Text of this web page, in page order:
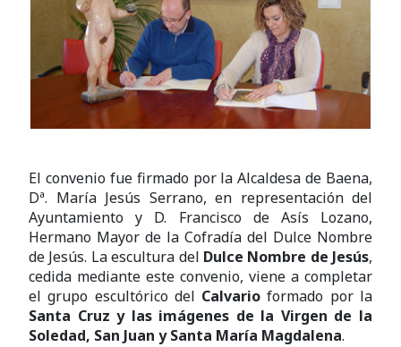
El convenio fue firmado por la Alcaldesa de Baena,
Dª. María Jesús Serrano, en representación del
Ayuntamiento y D. Francisco de Asís Lozano,
Hermano Mayor de la Cofradía del Dulce Nombre
de Jesús. La escultura del Dulce Nombre de Jesús,
cedida mediante este convenio, viene a completar
el grupo escultórico del Calvario formado por la
Santa Cruz y las imágenes de la Virgen de la
Soledad, San Juan y Santa María Magdalena.